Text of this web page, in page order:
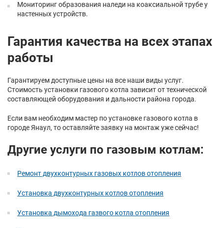
Мониторинг образования наледи на коаксиальной трубе у
настенных устройств.
Гарантия качества на всех этапах
работы
Гарантируем доступные цены на все наши виды услуг.
Стоимость установки газового котла зависит от технической
составляющей оборудования и дальности района города.
Если вам необходим мастер по установке газового котла в
городе Янаул, то оставляйте заявку на монтаж уже сейчас!
Другие услуги по газовым котлам:
Ремонт двухконтурных газовых котлов отопления
Установка двухконтурных котлов отопления
Установка дымохода газвого котла отопления